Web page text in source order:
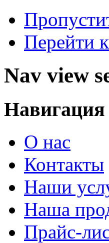
Перейти
Nav view
Навигация
О нас
Контакты
Наши
Наша
Прайс-